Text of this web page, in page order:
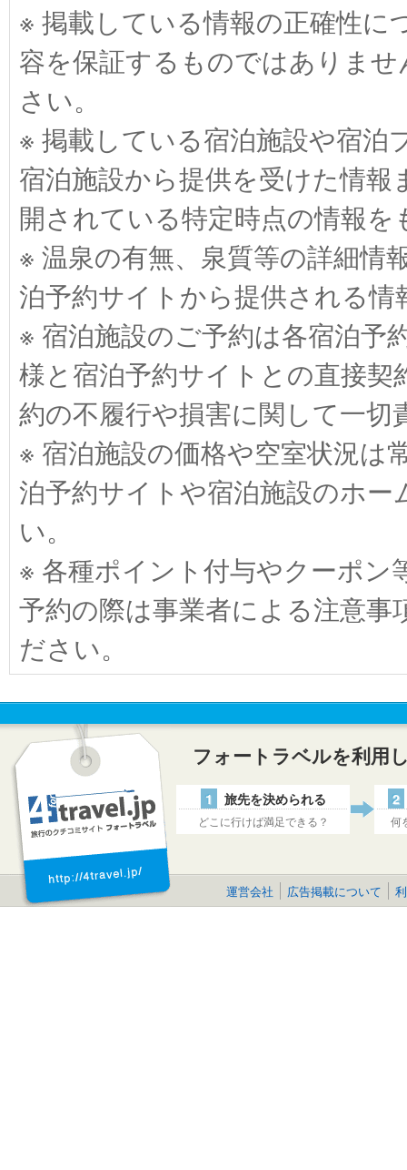
※ 掲載している情報の正確性
容を保証するものではありま
さい。
※ 掲載している宿泊施設や宿泊
宿泊施設から提供を受けた情
開されている特定時点の情報
※ 温泉の有無、泉質等の詳細情
泊予約サイトから提供される
※ 宿泊施設のご予約は各宿泊予
様と宿泊予約サイトとの直接
約の不履行や損害に関して一
※ 宿泊施設の価格や空室状況は
泊予約サイトや宿泊施設のホ
い。
※ 各種ポイント付与やクーポ
予約の際は事業者による注意
ださい。
フォートラベルを利用
1 旅先を決められる
どこに行けば満足できる？
2
何
運営会社 広告掲載について